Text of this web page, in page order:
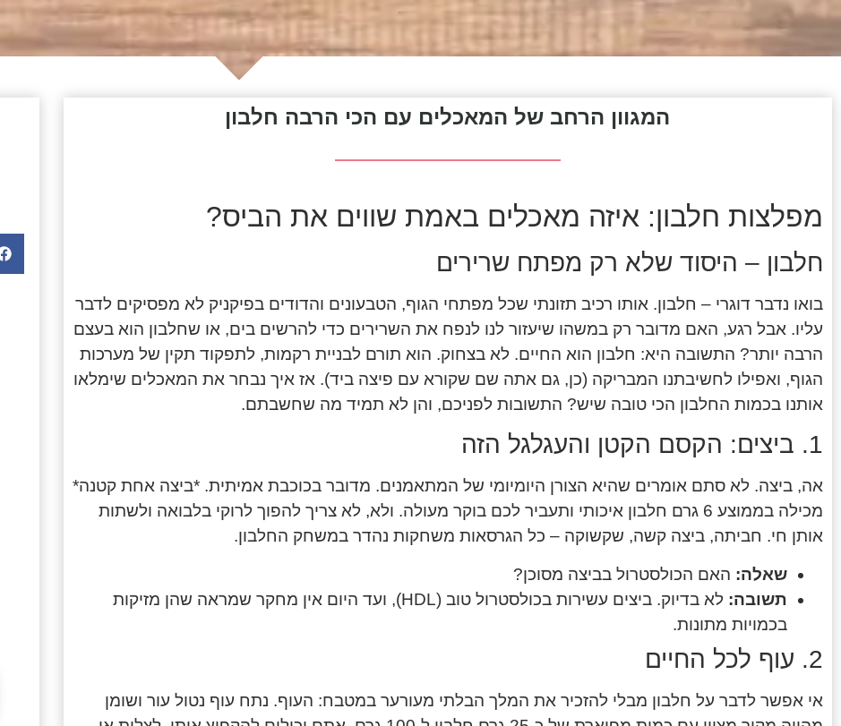
המגוון הרחב של המאכלים עם הכי הרבה חלבון
מפלצות חלבון: איזה מאכלים באמת שווים את הביס?
חלבון – היסוד שלא רק מפתח שרירים
בואו נדבר דוגרי – חלבון. אותו רכיב תזונתי שכל מפתחי הגוף, הטבעונים והדודים בפיקניק לא מפסיקים לדבר
עליו. אבל רגע, האם מדובר רק במשהו שיעזור לנו לנפח את השרירים כדי להרשים בים, או שחלבון הוא בעצם
הרבה יותר? התשובה היא: חלבון הוא החיים. לא בצחוק. הוא תורם לבניית רקמות, לתפקוד תקין של מערכות
הגוף, ואפילו לחשיבתנו המבריקה (כן, גם אתה שם שקורא עם פיצה ביד). אז איך נבחר את המאכלים שימלאו
אותנו בכמות החלבון הכי טובה שיש? התשובות לפניכם, והן לא תמיד מה שחשבתם.
1. ביצים: הקסם הקטן והעגלגל הזה
אה, ביצה. לא סתם אומרים שהיא הצורן היומיומי של המתאמנים. מדובר בכוכבת אמיתית. *ביצה אחת קטנה*
מכילה בממוצע 6 גרם חלבון איכותי ותעביר לכם בוקר מעולה. ולא, לא צריך להפוך לרוקי בלבואה ולשתות
אותן חי. חביתה, ביצה קשה, שקשוקה – כל הגרסאות משחקות נהדר במשחק החלבון.
שאלה: האם הכולסטרול בביצה מסוכן?
תשובה:
לא בדיוק. ביצים עשירות בכולסטרול טוב (HDL), ועד היום אין מחקר שמראה שהן מזיקות
בכמויות מתונות.
2. עוף לכל החיים
אי אפשר לדבר על חלבון מבלי להזכיר את המלך הבלתי מעורער במטבח: העוף. נתח עוף נטול עור ושומן